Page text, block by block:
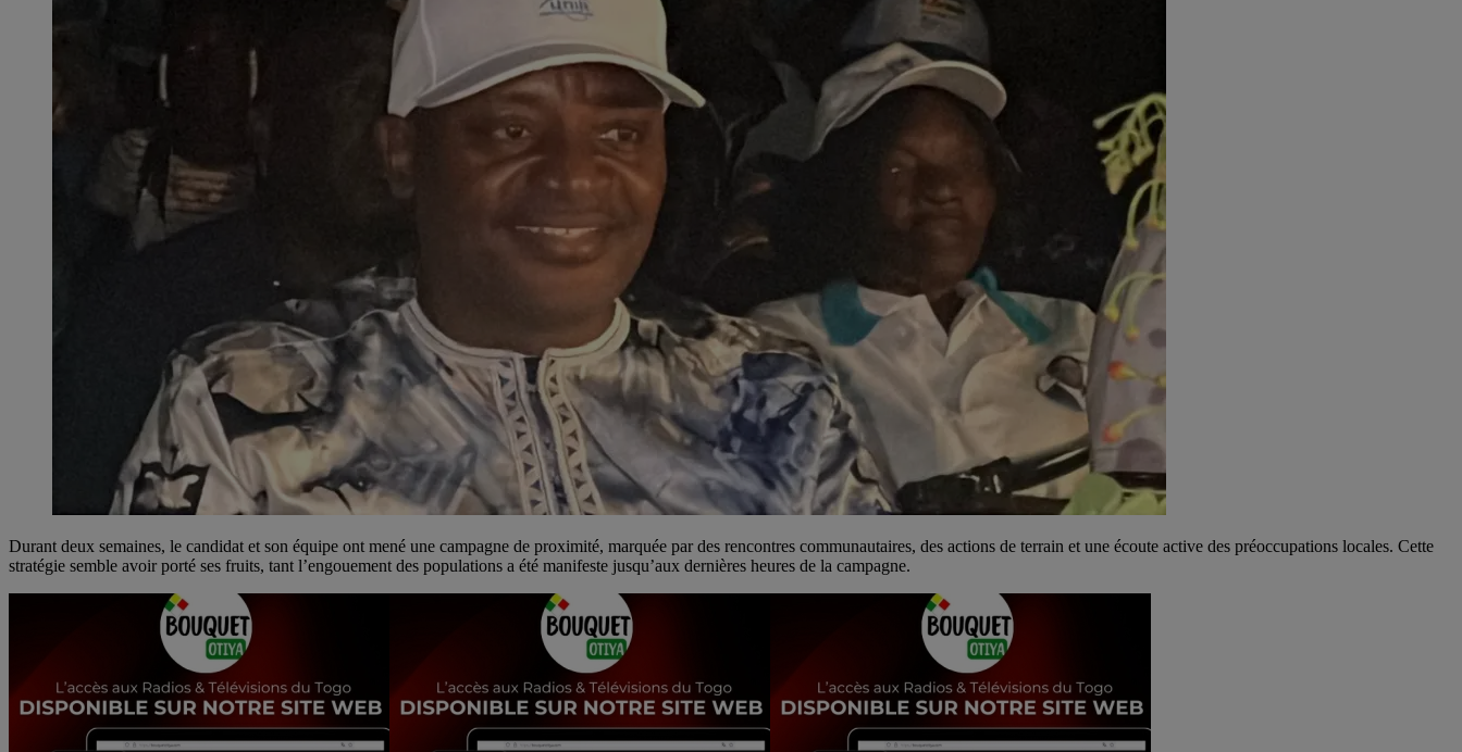
Durant deux semaines, le candidat et son équipe ont mené une campagne de proximité, marquée par des rencontres communautaires, des actions de terrain et une écoute active des préoccupations locales. Cette
stratégie semble avoir porté ses fruits, tant l’engouement des populations a été manifeste jusqu’aux dernières heures de la campagne.